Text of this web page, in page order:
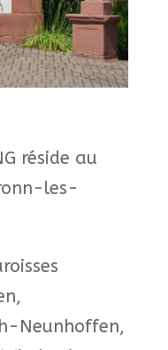
réside au
les-
Neunhoffen,